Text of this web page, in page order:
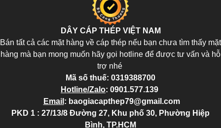
DÂY CÁP THÉP VIỆT NAM
Bán tất cả các mặt hàng về cáp thép nếu bạn chưa tìm thấy mặt
hàng mà bạn mong muốn hãy gọi hotline để được tư vấn và hỗ
trợ nhé
Mã số thuế: 0319388700
Hotline/Zalo: 0901.577.139
Email : baogiacapthep79@gmail.com
PKD 1 : 27/13/8 Đường 27, Khu phố 30, Phường Hiệp
Bình, TP.HCM